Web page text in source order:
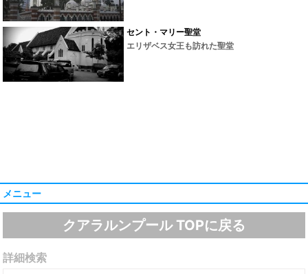
セント・マリー聖堂
エリザベス女王も訪れた聖堂
メニュー
クアラルンプール TOPに戻る
詳細検索